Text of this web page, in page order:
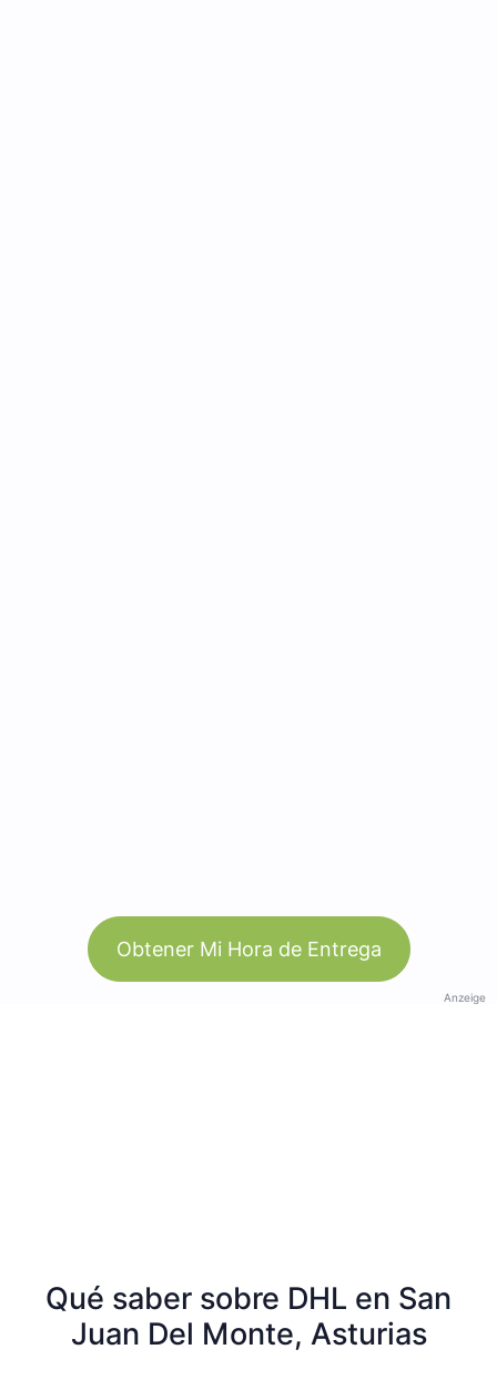
Obtener Mi Hora de Entrega
Anzeige
Qué saber sobre DHL en San
Juan Del Monte, Asturias